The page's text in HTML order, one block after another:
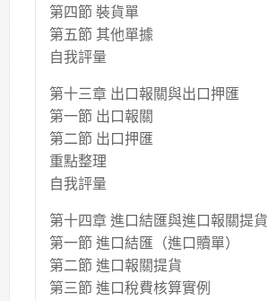
第四節 裝貨單
第五節 其他單據
自我評量
第十三章 出口報關與出口押匯
第一節 出口報關
第二節 出口押匯
重點整理
自我評量
第十四章 進口結匯與進口報關提貨
第一節 進口結匯（進口贖單）
第二節 進口報關提貨
第三節 進口稅費核算實例